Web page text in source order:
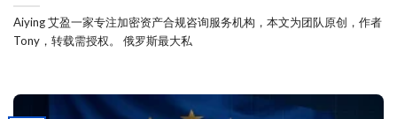
Aiying 艾盈一家专注加密资产合规咨询服务机构，本文为团队原创，作者
Tony，转载需授权。 俄罗斯最大私